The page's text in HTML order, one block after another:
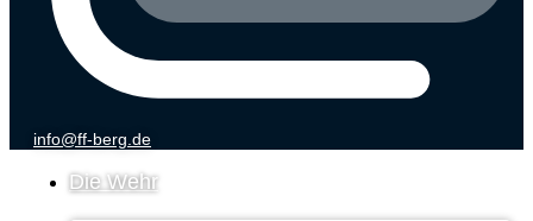
info@ff-berg.de
Die Wehr